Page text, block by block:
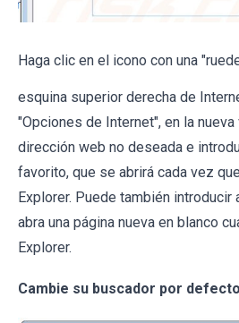
Haga clic en el icono con una
esquina superior derecha de
"Opciones de Internet", en la
dirección web no deseada e
favorito, que se abrirá cada vez
Explorer. Puede también introducir
abra una página nueva en blanco
Explorer.
Cambie su buscador por